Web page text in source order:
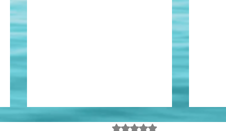
Sois rei, sois rei? Avaliado com 0 de 5 estrelas.